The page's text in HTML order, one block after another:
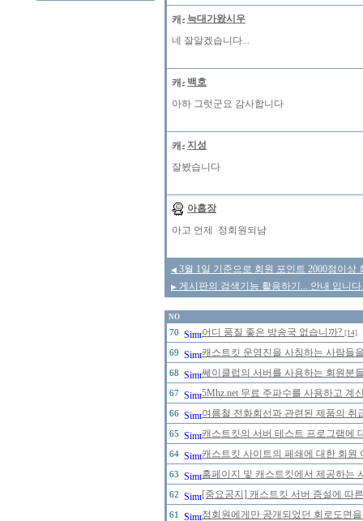
늑대가왔시우
네 잘알겠습니다...
백호
아하 그럿군요 감사합니다
지성
잘봤습니다
아홉장
아고 언제 정회원되남
◀ 3월 1일 기준으로 회원 포인트 2000점이상
▶ 게시판의 검색기능 활용하기... 안내 입니
NO
70 어디 품질 좋은 방송국 없습니까? [14]
69 캐스트킷 운영진을 사칭하는 사람들
68 쎄이클럽의 서버를 사용하는 회원분
67 5Mhz.net 무료 주파수를 사용하고 계
66 여름철 전화회선과 관련된 제품의
65 캐스트킷의 서버 테스트 프로그램에
64 캐스트킷 사이트의 페쇄에 대한 회
63 홈페이지 및 캐스트킷에서 제공하는
62 [중요공지] 캐스트킷 서버 증설에 따
61 정회원에게만 공개되었던 회로도면